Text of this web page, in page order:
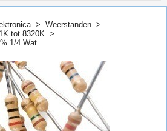
> Weerstanden >
1K tot 8320K >
1/4 Wat